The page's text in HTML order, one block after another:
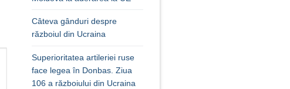
Câteva gânduri despre
războiul din Ucraina
Superioritatea artileriei ruse
face legea în Donbas. Ziua
106 a războiului din Ucraina